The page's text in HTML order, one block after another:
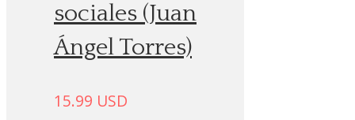
sociales (Juan
Ángel Torres)
15.99 USD